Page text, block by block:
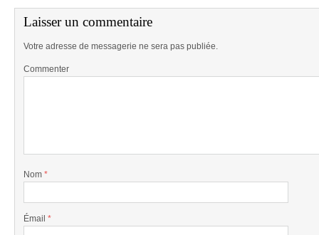
Laisser un commentaire
Votre adresse de messagerie ne sera pas publiée.
Commenter
Nom *
Émail *